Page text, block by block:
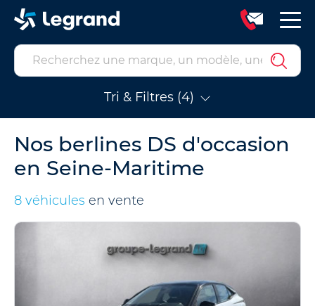
Tri & Filtres (4)
Nos berlines DS d'occasion
en Seine-Maritime
8 véhicules en vente